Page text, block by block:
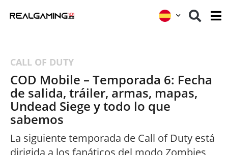
CALL OF DUTY
COD Mobile – Temporada 6: Fecha
de salida, tráiler, armas, mapas,
Undead Siege y todo lo que
sabemos
La siguiente temporada de Call of Duty está
dirigida a los fanáticos del modo Zombies